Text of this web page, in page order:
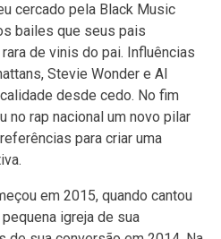
cercado pela Black Music
bailes que seus pais
de vinis do pai. Influências
Stevie Wonder e Al
desde cedo. No fim
no rap nacional um novo pilar
para criar uma
em 2015, quando cantou
igreja de sua